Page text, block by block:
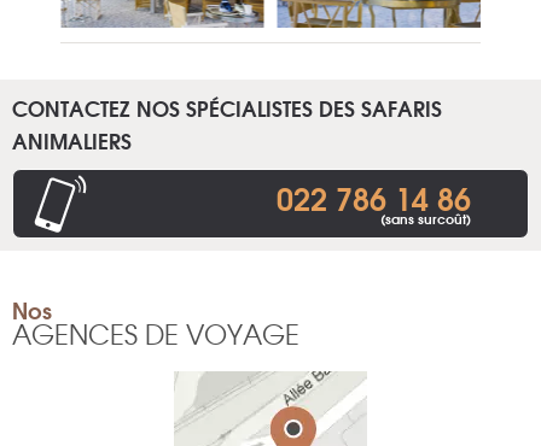
CONTACTEZ NOS SPÉCIALISTES DES SAFARIS
ANIMALIERS
022 786 14 86
(sans surcoût)
Nos
AGENCES DE VOYAGE